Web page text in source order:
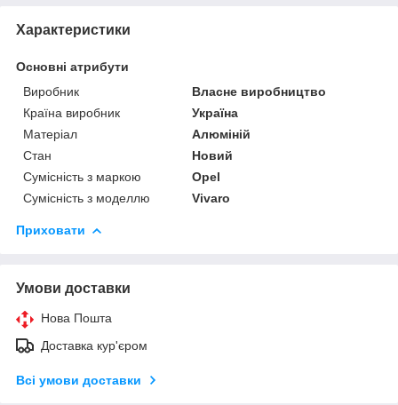
Характеристики
Основні атрибути
Виробник
Власне виробництво
Країна виробник
Україна
Матеріал
Алюміній
Стан
Новий
Сумісність з маркою
Opel
Сумісність з моделлю
Vivaro
Приховати
Умови доставки
Нова Пошта
Доставка кур'єром
Всі умови доставки